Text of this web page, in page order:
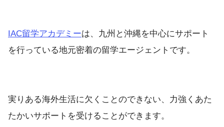
IAC留学アカデミーは、九州と沖縄を中心にサポート
を行っている地元密着の留学エージェントです。
実りある海外生活に欠くことのできない、力強くあた
たかいサポートを受けることができます。